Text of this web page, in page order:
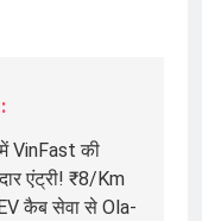
VinFast की
एंट्री! ₹8/Km
कैब सेवा से Ola-